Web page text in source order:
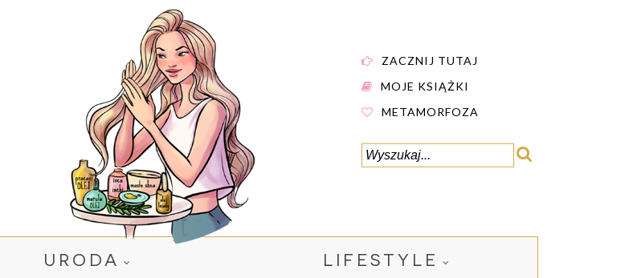
ZACZNIJ TUTAJ
MOJE KSIĄŻKI
METAMORFOZA
URODA LIFESTYLE